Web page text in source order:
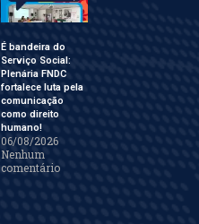
É bandeira do
Serviço Social:
Plenária FNDC
fortalece luta pela
comunicação
como direito
humano!
06/08/2026
Nenhum
comentário